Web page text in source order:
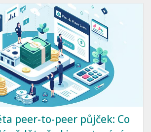
český kontext a konkrétní
podniknout už dnes.
peer-to-peer půjček: Co